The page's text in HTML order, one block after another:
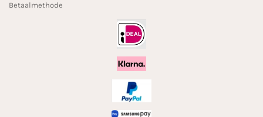
Betaalmethode